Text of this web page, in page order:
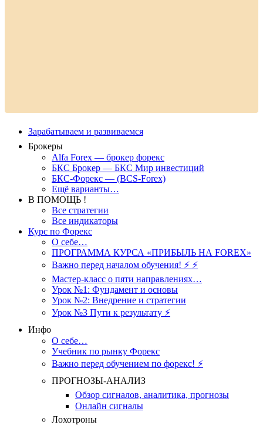
Зарабатываем и развиваемся
Брокеры
Alfa Forex — брокер форекс
БКС Брокер — БКС Мир инвестиций
БКС-Форекс — (BCS-Forex)
Ещё варианты…
В ПОМОЩЬ !
Все стратегии
Все индикаторы
Курс по Форекс
О себе…
ПРОГРАММА КУРСА «ПРИБЫЛЬ НА FOREX»
Важно перед началом обучения! ⚡ ⚡
Мастер-класс о пяти направлениях…
Урок №1: Фундамент и основы
Урок №2: Внедрение и стратегии
Урок №3 Пути к результату ⚡️
Инфо
О себе…
Учебник по рынку Форекс
Важно перед обучением по форекс! ⚡
ПРОГНОЗЫ-АНАЛИЗ
Обзор сигналов, аналитика, прогнозы
Онлайн сигналы
Лохотроны